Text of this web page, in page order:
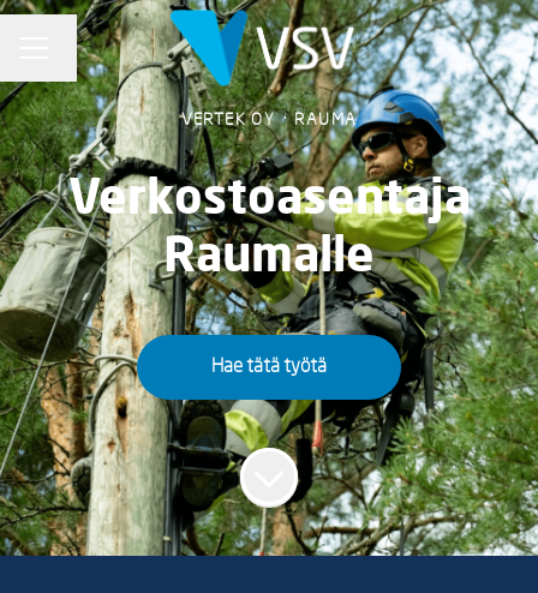
URAVALIKKO
Vaihda kieli
VERTEK OY · RAUMA
Verkostoasentaja
Raumalle
Hae tätä työtä